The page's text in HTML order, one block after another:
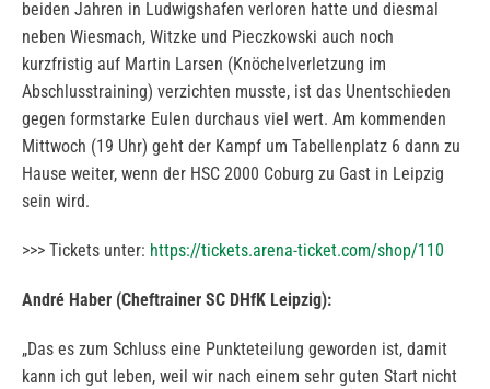
beiden Jahren in Ludwigshafen verloren hatte und diesmal
neben Wiesmach, Witzke und Pieczkowski auch noch
kurzfristig auf Martin Larsen (Knöchelverletzung im
Abschlusstraining) verzichten musste, ist das Unentschieden
gegen formstarke Eulen durchaus viel wert. Am kommenden
Mittwoch (19 Uhr) geht der Kampf um Tabellenplatz 6 dann zu
Hause weiter, wenn der HSC 2000 Coburg zu Gast in Leipzig
sein wird.
>>> Tickets unter: https://tickets.arena-ticket.com/shop/110
André Haber (Cheftrainer SC DHfK Leipzig):
„Das es zum Schluss eine Punkteteilung geworden ist, damit
kann ich gut leben, weil wir nach einem sehr guten Start nicht